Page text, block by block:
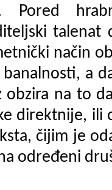
Pored
talenat
način
a
obzira na to
direktnije, ili
čijim je
određeni